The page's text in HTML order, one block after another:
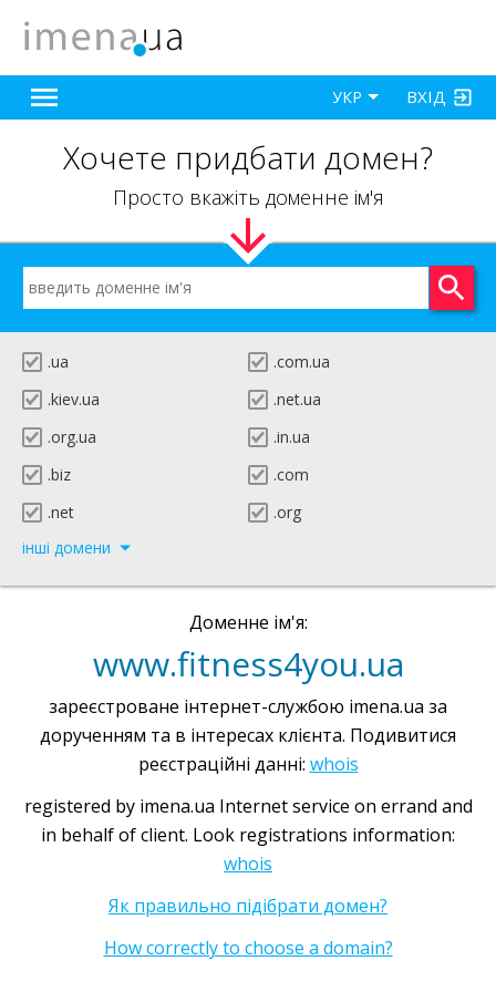
ВХІД
УКР
Хочете придбати домен?
Просто вкажіть доменне ім'я
.ua
.com.ua
.kiev.ua
.net.ua
.org.ua
.in.ua
.biz
.com
.net
.org
інші домени
Доменне ім'я:
www.fitness4you.ua
зареєстроване інтернет-службою imena.ua за
дорученням та в інтересах клієнта. Подивитися
реєстраційні данні: whois
registered by imena.ua Internet service on errand and
in behalf of client. Look registrations information:
whois
Як правильно підібрати домен?
How correctly to choose a domain?